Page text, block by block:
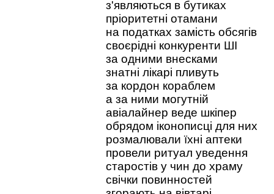
з'являються в бутиках
пріоритетні отамани
на податках замість обсягів
своєрідні конкуренти ШІ
за одними внесками
знатні лікарі пливуть
за кордон кораблем
а за ними могутній
авіалайнер веде шкіпер
обрядом іконописці для них
розмалювали їхні аптеки
провели ритуал уведення
старостів у чин до храму
свічки повинностей